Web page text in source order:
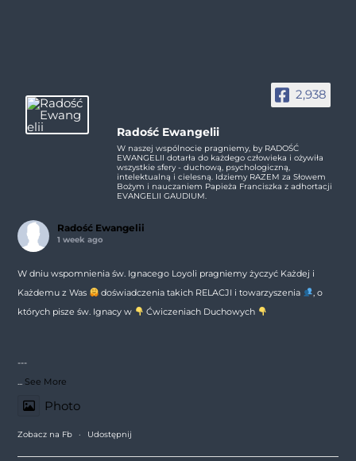
2,938
Radość Ewangelii
W naszej wspólnocie pragniemy, by RADOŚĆ
EWANGELII dotarła do każdego człowieka i ożywiła
wszystkie sfery - duchową, psychologiczną,
intelektualną i cielesną. Idziemy RAZEM za Słowem
Bożym i nauczaniem Papieża Franciszka z adhortacji
EVANGELII GAUDIUM.
Radość Ewangelii
1 week ago
W dniu wspomnienia św. Ignacego Loyoli pragniemy życzyć Każdej i
Każdemu z Was
doświadczenia takich RELACJI i towarzyszenia
, o
których pisze św. Ignacy w
Ćwiczeniach Duchowych
---
... See More
Photo
Zobacz na Fb · Udostępnij